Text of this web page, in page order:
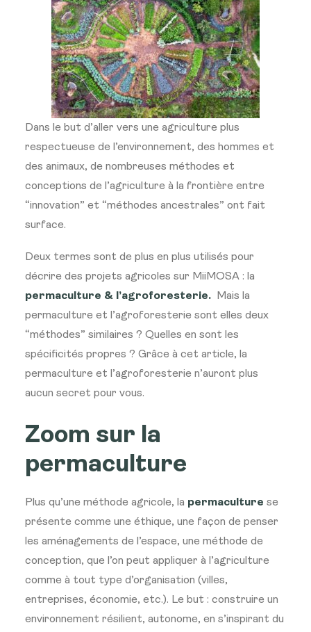
Dans le but d’aller vers une agriculture plus
respectueuse de l’environnement, des hommes et
des animaux, de nombreuses méthodes et
conceptions de l’agriculture à la frontière entre
“innovation” et “méthodes ancestrales” ont fait
surface.
Deux termes sont de plus en plus utilisés pour
décrire des projets agricoles sur MiiMOSA : la
permaculture & l’agroforesterie.
Mais la
permaculture et l’agroforesterie sont elles deux
“méthodes” similaires ? Quelles en sont les
spécificités propres ? Grâce à cet article, la
permaculture et l’agroforesterie n’auront plus
aucun secret pour vous.
Zoom sur la
permaculture
Plus qu’une méthode agricole, la permaculture se
présente comme une éthique, une façon de penser
les aménagements de l’espace, une méthode de
conception, que l’on peut appliquer à l’agriculture
comme à tout type d’organisation (villes,
entreprises, économie, etc.). Le but : construire un
environnement résilient, autonome, en s’inspirant du